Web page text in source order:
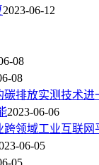
2023-06-12
08
08
碳排放实测技术进
2023-06-06
跨领域工业互联网
06-05
05